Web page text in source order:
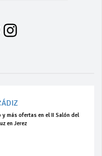
Instagram
más ofertas en el II Salón del
en Jerez